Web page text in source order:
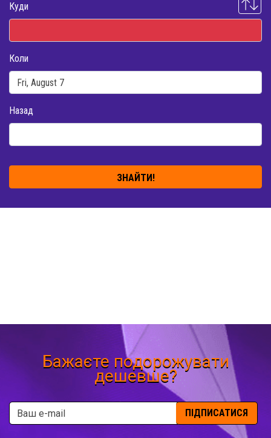
Куди
Коли
Назад
ЗНАЙТИ!
Бажаєте подорожувати
дешевше?
ПІДПИСАТИСЯ